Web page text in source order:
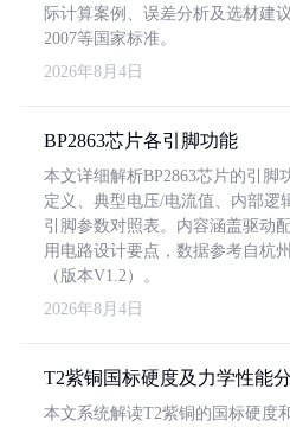
际计算案例、误差分析及选材建
2007等国家标准。
2026年8月4日
BP2863芯片各引脚功能
本文详细解析BP2863芯片的引脚
定义、典型电压/电流值、内部逻
引脚参数对照表。内容涵盖驱动
用电路设计要点，数据参考自杭
（版本V1.2）。
2026年8月4日
T2紫铜国标硬度及力学性能
本文系统解读T2紫铜的国标硬度